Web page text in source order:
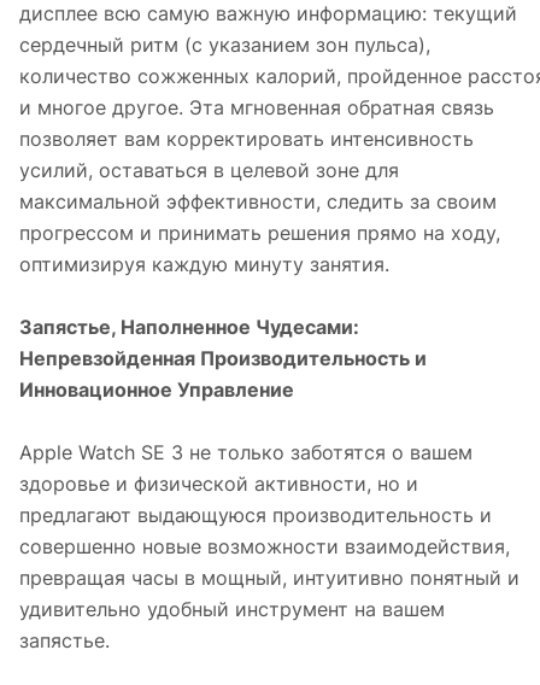
дисплее всю самую важную информацию: текущий
сердечный ритм (с указанием зон пульса),
количество сожженных калорий, пройденное
и многое другое. Эта мгновенная обратная связь
позволяет вам корректировать интенсивность
усилий, оставаться в целевой зоне для
максимальной эффективности, следить за своим
прогрессом и принимать решения прямо на ходу,
оптимизируя каждую минуту занятия.
Запястье, Наполненное Чудесами:
Непревзойденная Производительность и
Инновационное Управление
Apple Watch SE 3 не только заботятся о вашем
здоровье и физической активности, но и
предлагают выдающуюся производительность и
совершенно новые возможности взаимодействия,
превращая часы в мощный, интуитивно понятный и
удивительно удобный инструмент на вашем
запястье.